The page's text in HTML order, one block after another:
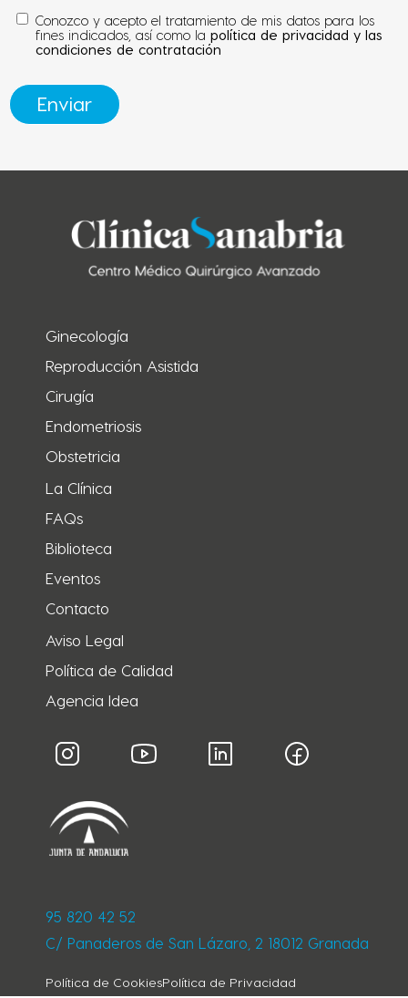
Conozco y acepto el tratamiento de mis datos para los
fines indicados, así como la política de privacidad y las
condiciones de contratación
Enviar
Ginecología
Reproducción Asistida
Cirugía
Endometriosis
Obstetricia
La Clínica
FAQs
Biblioteca
Eventos
Contacto
Aviso Legal
Política de Calidad
Agencia Idea
95 820 42 52
C/ Panaderos de San Lázaro, 2 18012 Granada
Política de CookiesPolítica de Privacidad